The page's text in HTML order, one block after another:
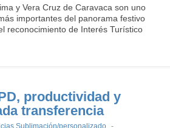
y Vera Cruz de Caravaca son uno
importantes del panorama festivo
reconocimiento de Interés Turístico
productividad y
transferencia